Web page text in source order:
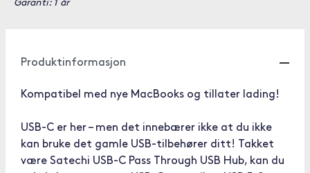
Garanti: 1 år
Produktinformasjon
Kompatibel med nye MacBooks og tillater lading!
USB-C er her – men det innebærer ikke at du ikke
kan bruke det gamle USB-tilbehører ditt! Takket
være Satechi USB-C Pass Through USB Hub, kan du